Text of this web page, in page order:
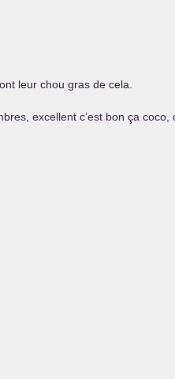
leur chou gras de cela.
excellent c’est bon ça